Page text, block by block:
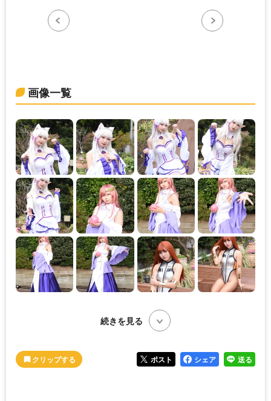
画像一覧
続きを見る
ポスト シェア 送る